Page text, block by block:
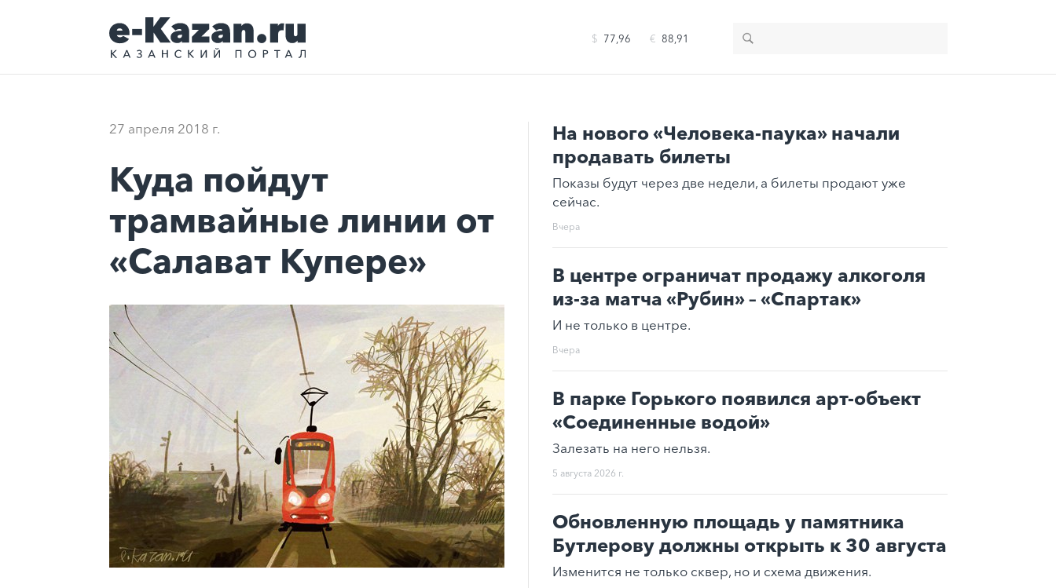
$ 77,96 € 88,91
27 апреля 2018 г.
Куда пойдут
трамвайные линии от
«Салават Купере»
На нового «Человека-паука» начали
продавать билеты
Показы будут через две недели, а билеты продают уже
сейчас.
Вчера
В центре ограничат продажу алкоголя
из-за матча «Рубин» – «Спартак»
И не только в центре.
Вчера
В парке Горького появился арт-объект
«Соединенные водой»
Залезать на него нельзя.
5 августа 2026 г.
Обновленную площадь у памятника
Бутлерову должны открыть к 30 августа
Изменится не только сквер, но и схема движения.